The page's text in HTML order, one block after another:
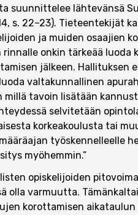
suunnittelee lähtevänsä
s. 22–23). Tieteentekijät
ja muiden osaajien
rinnalle onkin tärkeää luoda
jälkeen. Hallituksen
valtakunnallinen
millä tavoin lisätään
selvitetään
korkeakoulusta tai
työskennelleelle
myöhemmin.”
opiskelijoiden
varmuutta.
korottamisen aikataulun